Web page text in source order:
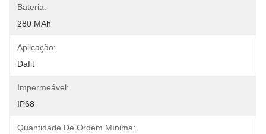
Bateria:
280 MAh
Aplicação:
Dafit
Impermeável:
IP68
Quantidade De Ordem Mínima: